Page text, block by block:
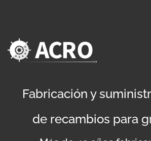
Fabricación y
de recambios para